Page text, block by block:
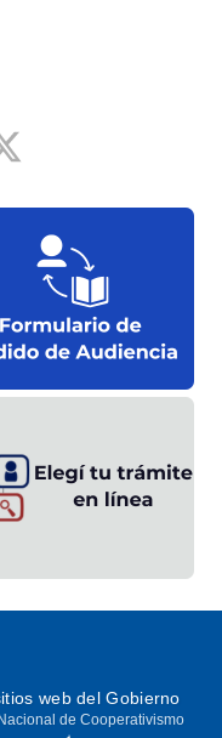
web del Gobierno
de Cooperativismo